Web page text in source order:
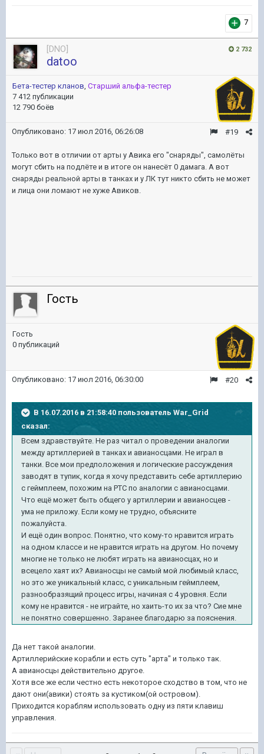
7
2 732
[DNO]
datoo
Бета-тестер кланов, Старший альфа-тестер
7 412 публикации
12 790 боёв
#19
Опубликовано: 17 июл 2016, 06:26:08
Только вот в отличии от арты у Авика его "снаряды", самолёты
могут сбить на подлёте и в итоге он нанесёт 0 дамага. А вот
снаряды реальной арты в танках и у ЛК тут никто сбить не может
и лица они ломают не хуже Авиков.
Гость
Гость
0 публикаций
#20
Опубликовано: 17 июл 2016, 06:30:00
В 16.07.2016 в 21:58:40 пользователь War_Grid
сказал:
Всем здравствуйте. Не раз читал о проведении аналогии
между артиллерией в танках и авианосцами. Не играл в
танки. Все мои предположения и логические рассуждения
заводят в тупик, когда я хочу представить себе артиллерию
с геймплеем, похожим на РТС по аналогии с авианосцами.
Что ещё может быть общего у артиллерии и авианосцев -
ума не приложу. Если кому не трудно, объясните
пожалуйста.
И ещё один вопрос. Понятно, что кому-то нравится играть
на одном классе и не нравится играть на другом. Но почему
многие не только не любят играть на авианосцах, но и
всецело хаят их? Авианосцы не самый мой любимый класс,
но это же уникальный класс, с уникальным геймплеем,
разнообразящий процесс игры, начиная с 4 уровня. Если
кому не нравится - не играйте, но хаить-то их за что? Сие мне
не понятно совершенно. Заранее благодарю за пояснения.
Да нет такой аналогии.
Артиллерийские корабли и есть суть "арта" и только так.
А авианосцы действительно другое.
Хотя все же если честно есть некоторое сходство в том, что не
дают они(авики) стоять за кустиком(ой островом).
Приходится кораблям использовать одну из пяти клавиш
управления.